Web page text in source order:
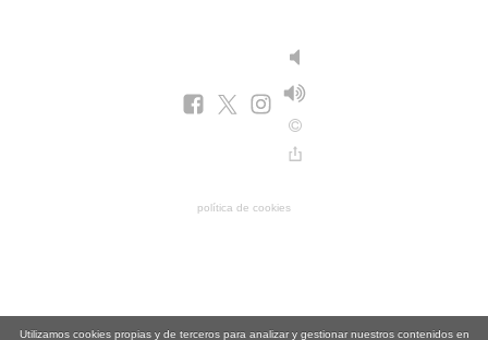
política de cookies
Utilizamos cookies propias y de terceros para analizar y gestionar nuestros contenidos en